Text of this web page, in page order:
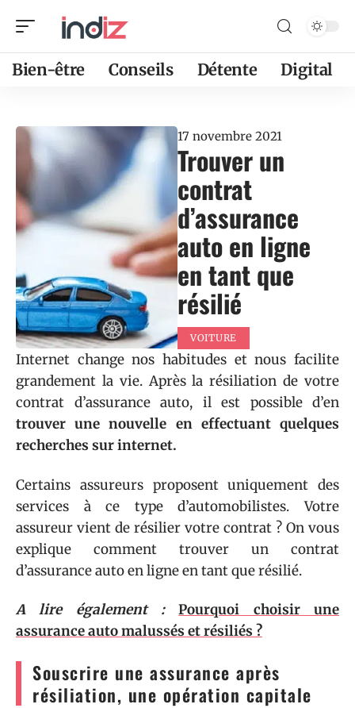
Bien-être Conseils Détente Digital
17 novembre 2021
Trouver un
contrat
d’assurance
auto en ligne
en tant que
résilié
VOITURE
Internet change nos habitudes et nous facilite
grandement la vie. Après la résiliation de votre
contrat d’assurance auto, il est possible d’en
trouver une nouvelle en effectuant quelques
recherches sur internet.
Certains assureurs proposent uniquement des
services à ce type d’automobilistes. Votre
assureur vient de résilier votre contrat ? On vous
explique comment trouver un contrat
d’assurance auto en ligne en tant que résilié.
A lire également :
Pourquoi choisir une
assurance auto malussés et résiliés ?
Souscrire une assurance après
résiliation, une opération capitale